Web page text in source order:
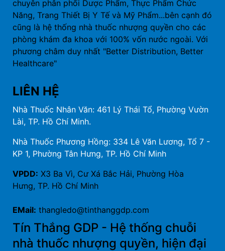
chuyên phân phối Dược Phẩm, Thực Phẩm Chức
Năng, Trang Thiết Bị Y Tế và Mỹ Phẩm...bên cạnh đó
cũng là hệ thống nhà thuốc nhượng quyền cho các
phòng khám đa khoa với 100% vốn nước ngoài. Với
phương châm duy nhất "Better Distribution, Better
Healthcare"
LIÊN HỆ
Nhà Thuốc Nhân Văn: 461 Lý Thái Tổ, Phường Vườn
Lài, TP. Hồ Chí Minh.
Nhà Thuốc Phương Hồng: 334 Lê Văn Lương, Tổ 7 -
KP 1, Phường Tân Hưng, TP. Hồ Chí Minh
VPDD: X3 Ba Vì, Cư Xá Bắc Hải, Phường Hòa
Hưng, TP. Hồ Chí Minh
EMail: thangledo@tinthanggdp.com
Tín Thắng GDP - Hệ thống chuỗi
nhà thuốc nhượng quyền, hiện đại